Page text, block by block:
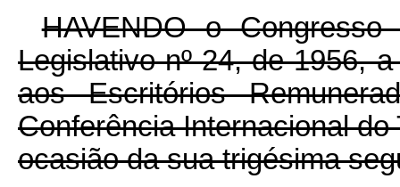
HAVENDO o
Legislativo nº 24, de 1956,
aos Escritórios
Conferência Internacional
ocasião da sua trigésima